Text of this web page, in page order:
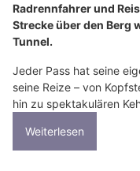
Radrennfahrer und
Strecke über den Berg
Tunnel.
Jeder Pass hat seine
seine Reize – von
hin zu spektakulären
Weiterlesen